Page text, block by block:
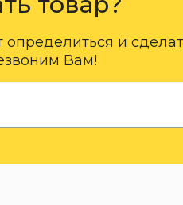
и
Вам!